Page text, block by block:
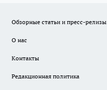
Обзорные статьи и пресс-релизы
О нас
Контакты
Редакционная политика